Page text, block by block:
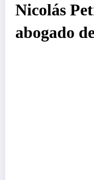
Nicolás
abogado